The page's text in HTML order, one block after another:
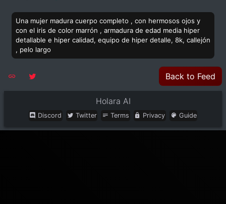
Una mujer madura cuerpo completo , con hermosos ojos y
con el iris de color marrón , armadura de edad media hiper
detallable e hiper calidad, equipo de hiper detalle, 8k, callejón
, pelo largo
Back to Feed
Holara AI
Discord Twitter Terms Privacy Guide